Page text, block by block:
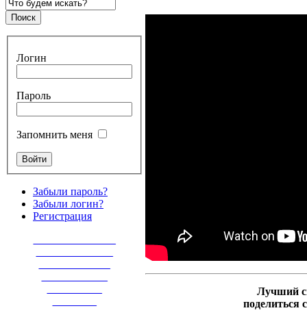
Логин
Пароль
Запомнить меня
Забыли пароль?
Забыли логин?
Регистрация
Лучший
поделиться